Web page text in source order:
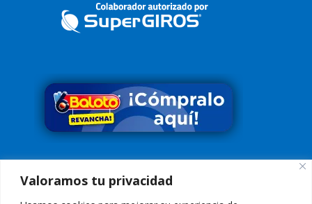
Valoramos tu privacidad
Síguenos en